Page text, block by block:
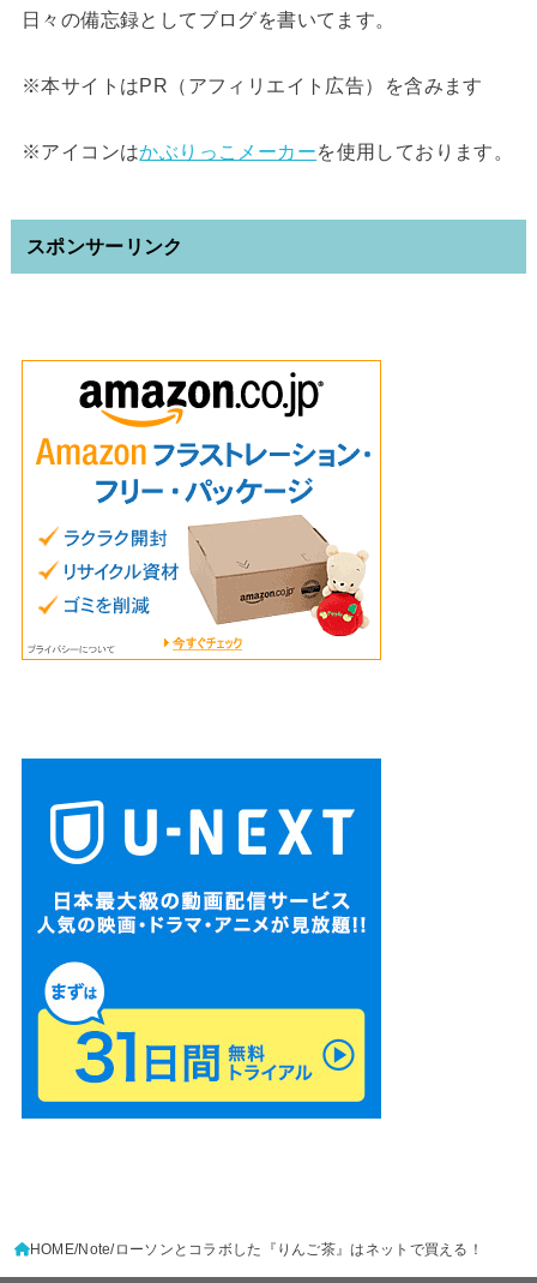
日々の備忘録としてブログを書いてます。
※本サイトはPR（アフィリエイト広告）を含みます
※アイコンはかぶりっこメーカーを使用しております。
スポンサーリンク
HOME Note ローソンとコラボした『りんご茶』はネットで買える！